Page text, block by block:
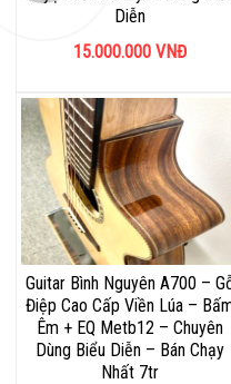
Diễn
15.000.000 VNĐ
Guitar Bình Nguyên A700 –
Điệp Cao Cấp Viền Lúa –
Êm + EQ Metb12 – Chuyên
Dùng Biểu Diễn – Bán Chạy
Nhất 7tr